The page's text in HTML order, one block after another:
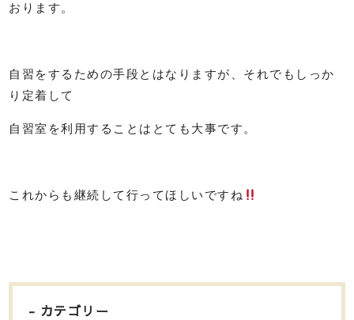
おります。
自習をするための手段とはなりますが、それでもしっか
り定着して
自習室を利用することはとても大事です。
これからも継続して行ってほしいですね
カテゴリー